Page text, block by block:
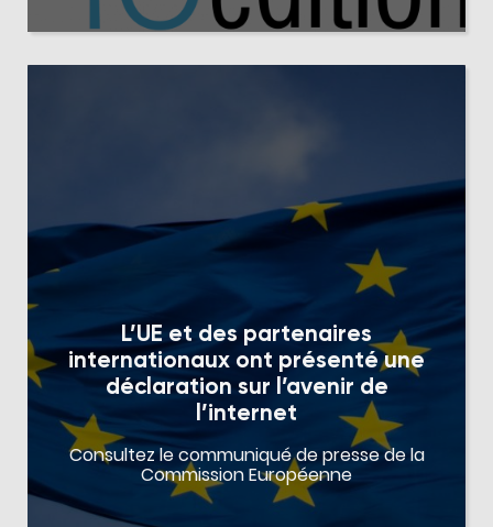
L’UE et des partenaires
internationaux ont présenté une
déclaration sur l’avenir de
l’internet
Consultez le communiqué de presse de la
Commission Européenne